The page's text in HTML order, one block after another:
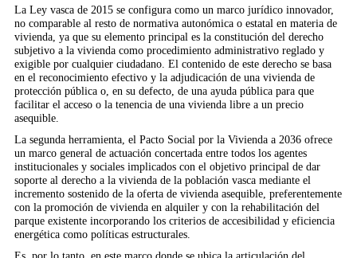
La Ley vasca de 2015 se configura como un marco jurídico innovador,
no comparable al resto de normativa autonómica o estatal en materia de
vivienda, ya que su elemento principal es la constitución del derecho
subjetivo a la vivienda como procedimiento administrativo reglado y
exigible por cualquier ciudadano. El contenido de este derecho se basa
en el reconocimiento efectivo y la adjudicación de una vivienda de
protección pública o, en su defecto, de una ayuda pública para que
facilitar el acceso o la tenencia de una vivienda libre a un precio
asequible.
La segunda herramienta, el Pacto Social por la Vivienda a 2036 ofrece
un marco general de actuación concertada entre todos los agentes
institucionales y sociales implicados con el objetivo principal de dar
soporte al derecho a la vivienda de la población vasca mediante el
incremento sostenido de la oferta de vivienda asequible, preferentemente
con la promoción de vivienda en alquiler y con la rehabilitación del
parque existente incorporando los criterios de accesibilidad y eficiencia
energética como políticas estructurales.